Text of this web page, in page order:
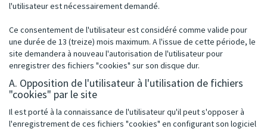
l'utilisateur est nécessairement demandé.
Ce consentement de l'utilisateur est considéré comme valide pour
une durée de 13 (treize) mois maximum. A l'issue de cette période, le
site demandera à nouveau l'autorisation de l'utilisateur pour
enregistrer des fichiers "cookies" sur son disque dur.
A. Opposition de l'utilisateur à l'utilisation de fichiers
"cookies" par le site
Il est porté à la connaissance de l'utilisateur qu'il peut s'opposer à
l'enregistrement de ces fichiers "cookies" en configurant son logiciel